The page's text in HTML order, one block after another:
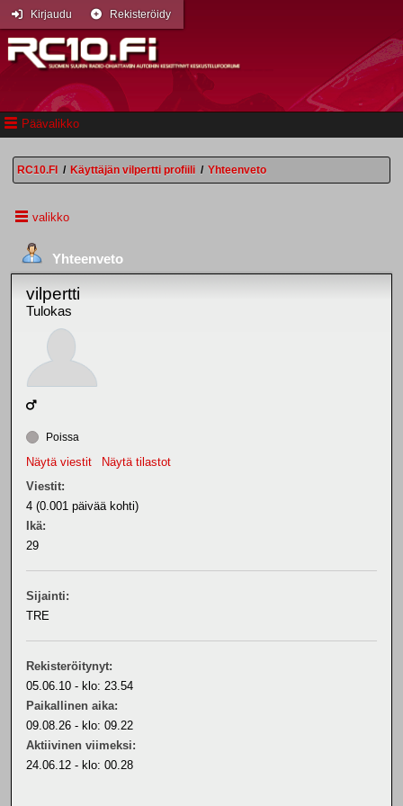
Päävalikko
Kirjaudu Rekisteröidy
RC10.FI / Käyttäjän vilpertti profiili / Yhteenveto
valikko
Yhteenveto
vilpertti
Tulokas
Poissa
Näytä viestit
Näytä tilastot
Viestit:
4 (0.001 päivää kohti)
Ikä:
29
Sijainti:
TRE
Rekisteröitynyt:
05.06.10 - klo: 23.54
Paikallinen aika:
09.08.26 - klo: 09.22
Aktiivinen viimeksi:
24.06.12 - klo: 00.28